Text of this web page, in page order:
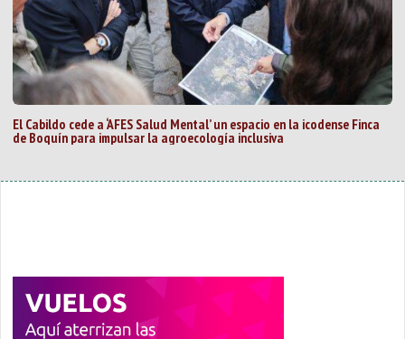
El Cabildo cede a ‘AFES Salud Mental’ un espacio en la icodense Finca
de Boquín para impulsar la agroecología inclusiva